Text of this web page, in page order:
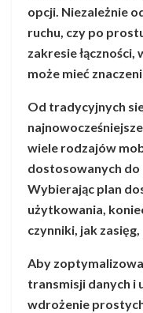
opcji. Niezależnie
ruchu, czy po
zakresie
może mieć
Od tradycyjnych
wiele rodzajów
dostosowanych
Wybierając plan
użytkowania,
czynniki, jak
Aby
transmisji danych i
wdrożenie